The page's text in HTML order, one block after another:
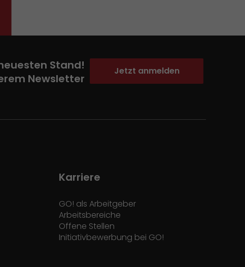
Stand!
Newsletter
Jetzt anmelden
Karriere
GO! als Arbeitgeber
Arbeitsbereiche
Offene Stellen
Initiativbewerbung bei GO!